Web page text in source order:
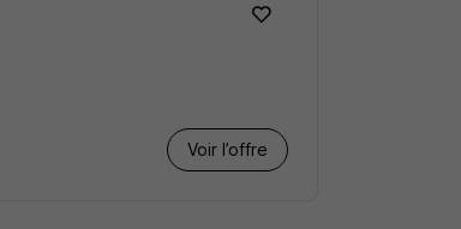
Voir l’offre